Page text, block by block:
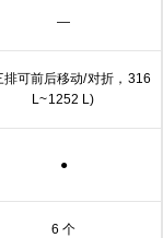
—
排可前后移动/对折， 316
L~1252 L)
●
6 个